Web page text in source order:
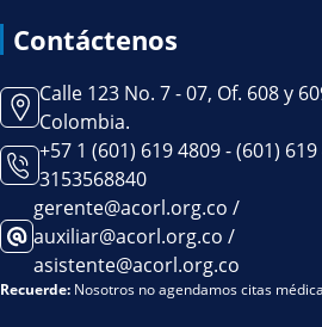
Contáctenos
Calle 123 No. 7 - 07, Of. 608 y
Colombia.
+57 1 (601) 619 4809 - (601)
3153568840
gerente@acorl.org.co /
auxiliar@acorl.org.co /
asistente@acorl.org.co
Recuerde:Nosotros no agendamos citas